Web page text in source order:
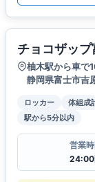
チョコザッ
柚木駅から車で
静岡県富士市吉
ロッカー 体組成
駅から5分以内
営業
24:00